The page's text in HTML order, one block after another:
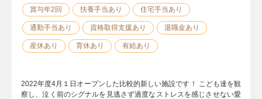
賞与年2回 扶養手当あり 住宅手当あり
通勤手当あり 資格取得支援あり 退職金あり
産休あり 育休あり 有給あり
2022年度4月１日オープンした比較的新しい施設です！ こども達を観
察し、泣く前のシグナルを見逃さず過度なストレスを感じさせない愛